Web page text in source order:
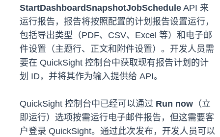
StartDashboardSnapshotJobSchedule API 来
运行报告，报告将按照配置的计划报告设置运行，
包括导出类型（PDF、CSV、Excel 等）和电子邮
件设置（主题行、正文和附件设置）。开发人员需
要在 QuickSight 控制台中获取现有报告计划的计
划 ID，并将其作为输入提供给 API。
QuickSight 控制台中已经可以通过 Run now （立
即运行）选项按需运行电子邮件报告，但这需要客
户登录 QuickSight。通过此次发布，开发人员可以